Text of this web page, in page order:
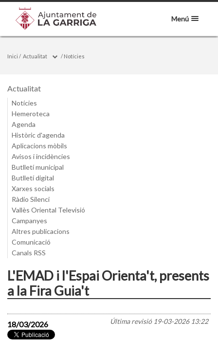
Menú
Inici / Actualitat / Notícies
Actualitat
Notícies
Hemeroteca
Agenda
Històric d'agenda
Aplicacions mòbils
Avisos i incidències
Butlletí municipal
Butlletí digital
Xarxes socials
Ràdio Silenci
Vallès Oriental Televisió
Campanyes
Altres publicacions
Comunicació
Canals RSS
L'EMAD i l'Espai Orienta't, presents
a la Fira Guia't
Última revisió 19-03-2026 13:22
18/03/2026